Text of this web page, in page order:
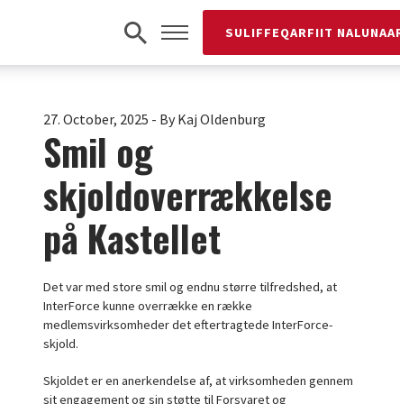
SULIFFEQARFIIT
27. October, 2025 - By Kaj Oldenburg
Smil og
skjoldoverrækkelse
på Kastellet
Det var med store smil og endnu større tilfredshed, at
InterForce kunne overrække en række
medlemsvirksomheder det eftertragtede InterForce-
skjold.
Skjoldet er en anerkendelse af, at virksomheden gennem
sit engagement og sin støtte til Forsvaret og